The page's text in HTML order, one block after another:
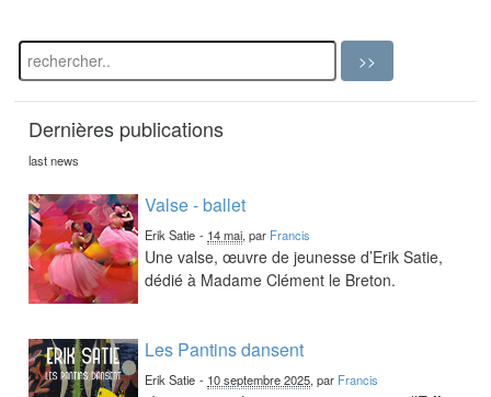
Dernières publications
last news
Valse - ballet
Erik Satie - 14 mai, par Francis
Une valse, œuvre de jeunesse d’Erik Satie,
dédié à Madame Clément le Breton.
Les Pantins dansent
Erik Satie - 10 septembre 2025, par Francis